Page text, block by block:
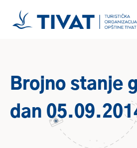
Brojno stanje
dan